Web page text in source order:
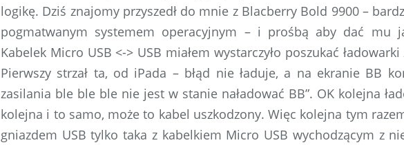
logikę. Dziś znajomy przyszedł do mnie z Blacberry Bold 9900 –
pogmatwanym systemem operacyjnym – i prośbą aby dać mu
Kabelek Micro USB <-> USB miałem wystarczyło poszukać ładowarki
Pierwszy strzał ta, od iPada – błąd nie ładuje, a na ekranie BB
zasilania ble ble ble nie jest w stanie naładować BB”. OK kolejna
kolejna i to samo, może to kabel uszkodzony. Więc kolejna tym
gniazdem USB tylko taka z kabelkiem Micro USB wychodzącym z